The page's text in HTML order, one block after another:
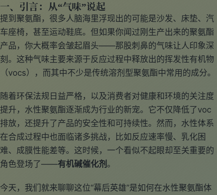
一、引言：从“气味”说起
提到聚氨酯，很多人脑海里浮现出的可能是沙发、床垫、汽
车座椅，甚至运动鞋底。但如果你闻过刚生产出来的聚氨酯
产品，你大概率会皱起眉头——那股刺鼻的气味让人印象深
刻。这种气味主要来源于反应过程中释放出的挥发性有机物
（vocs），而其中不少是传统溶剂型聚氨酯中常用的成分。
随着环保法规日益严格，以及消费者对健康和环境的关注度
提升，水性聚氨酯逐渐成为行业的新宠。它不仅降低了voc
排放，还提升了产品的安全性和可持续性。然而，水性体系
在合成过程中也面临诸多挑战，比如反应速率慢、乳化困
难、成膜性能差等。这时候，一个看似不起眼却至关重要的
角色登场了——有机碱催化剂。
今天，我们就来聊聊这位“幕后英雄”是如何在水性聚氨酯体